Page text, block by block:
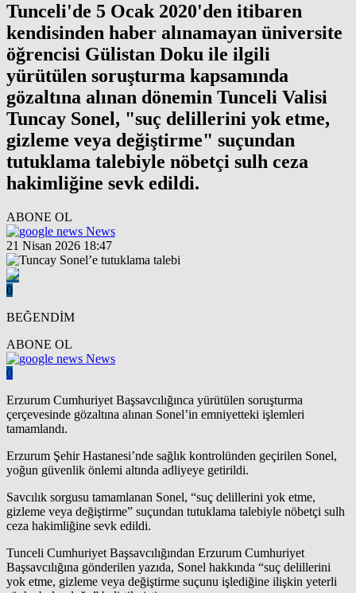
Tunceli'de 5 Ocak 2020'den itibaren
kendisinden haber alınamayan üniversite
öğrencisi Gülistan Doku ile ilgili
yürütülen soruşturma kapsamında
gözaltına alınan dönemin Tunceli Valisi
Tuncay Sonel, "suç delillerini yok etme,
gizleme veya değiştirme" suçundan
tutuklama talebiyle nöbetçi sulh ceza
hakimliğine sevk edildi.
ABONE OL
News
21 Nisan 2026 18:47
0
BEĞENDİM
ABONE OL
News
0
Erzurum Cumhuriyet Başsavcılığınca yürütülen soruşturma
çerçevesinde gözaltına alınan Sonel’in emniyetteki işlemleri
tamamlandı.
Erzurum Şehir Hastanesi’nde sağlık kontrolünden geçirilen Sonel,
yoğun güvenlik önlemi altında adliyeye getirildi.
Savcılık sorgusu tamamlanan Sonel, “suç delillerini yok etme,
gizleme veya değiştirme” suçundan tutuklama talebiyle nöbetçi sulh
ceza hakimliğine sevk edildi.
Tunceli Cumhuriyet Başsavcılığından Erzurum Cumhuriyet
Başsavcılığına gönderilen yazıda, Sonel hakkında “suç delillerini
yok etme, gizleme veya değiştirme suçunu işlediğine ilişkin yeterli